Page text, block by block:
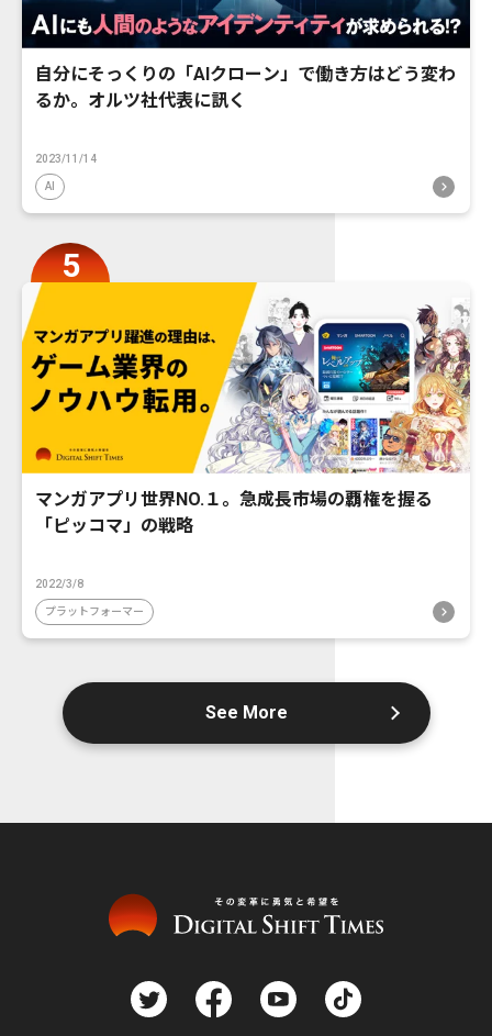
自分にそっくりの「AIクローン」で働き方はどう変わ
るか。オルツ社代表に訊く
2023/11/14
AI
マンガアプリ世界NO.１。急成長市場の覇権を握る
「ピッコマ」の戦略
2022/3/8
プラットフォーマー
See More